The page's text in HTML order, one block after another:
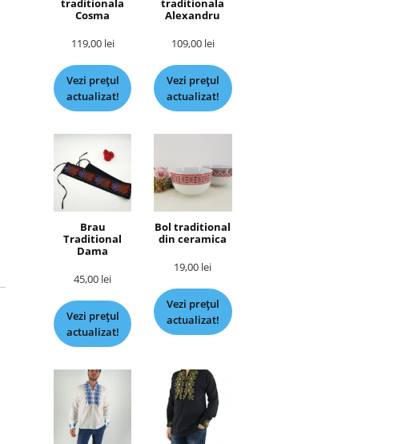
traditionala
Cosma
119,00 lei
Vezi prețul
actualizat!
traditionala
Alexandru
109,00 lei
Vezi prețul
actualizat!
Brau
Traditional
Dama
45,00 lei
Vezi prețul
actualizat!
Bol traditional
din ceramica
19,00 lei
Vezi prețul
actualizat!